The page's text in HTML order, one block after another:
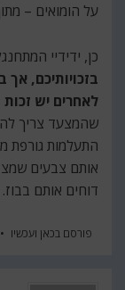
על הומואים –
כן, ידידיי
בזכויותיכם,
לאחרים יש
שהמצעד צריך
התעלמות גורפת
אותם צבעים
דוחים אותם בבוז.
פורסם בכאן ועכשיו